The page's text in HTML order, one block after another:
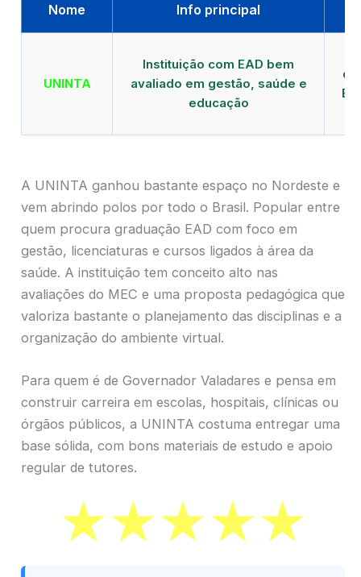
Nome Info principal
UNINTA
Instituição com EAD bem
avaliado em gestão, saúde e
educação
A UNINTA ganhou bastante espaço no Nordeste e
vem abrindo polos por todo o Brasil. Popular entre
quem procura graduação EAD com foco em
gestão, licenciaturas e cursos ligados à área da
saúde. A instituição tem conceito alto nas
avaliações do MEC e uma proposta pedagógica que
valoriza bastante o planejamento das disciplinas e a
organização do ambiente virtual.
Para quem é de Governador Valadares e pensa em
construir carreira em escolas, hospitais, clínicas ou
órgãos públicos, a UNINTA costuma entregar uma
base sólida, com bons materiais de estudo e apoio
regular de tutores.